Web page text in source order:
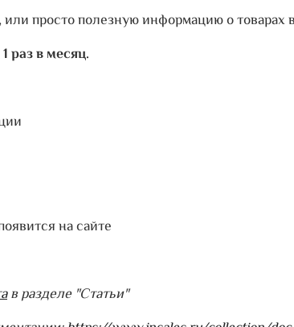
просто полезную информацию о товарах
раз в месяц.
на сайте
в разделе "Статьи"